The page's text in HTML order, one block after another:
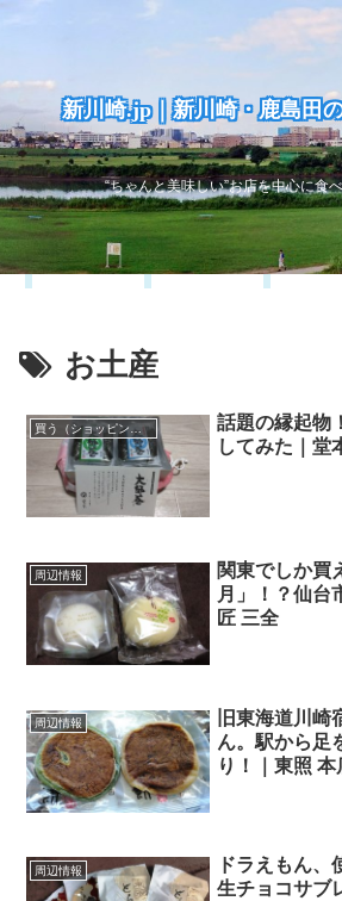
新川崎.jp｜新川崎・鹿島田
“ちゃんと美味しい”お店を中心に食
お土産
買う（ショッピング）
話題の縁起物
してみた｜堂
周辺情報
関東でしか買
月」！？仙台
匠 三全
周辺情報
旧東海道川崎
ん。駅から足
り！｜東照 本
周辺情報
ドラえもん、
生チョコサブ